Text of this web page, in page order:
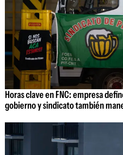
Horas clave en FNC: empresa
gobierno y sindicato también